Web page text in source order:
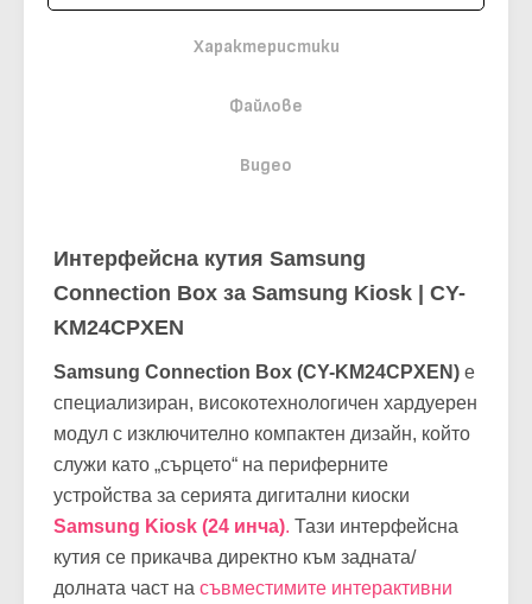
Характеристики
Файлове
Видео
Интерфейсна кутия Samsung
Connection Box за Samsung Kiosk | CY-
KM24CPXEN
Samsung Connection Box (CY-KM24CPXEN) е
специализиран, високотехнологичен хардуерен
модул с изключително компактен дизайн, който
служи като „сърцето“ на периферните
устройства за серията дигитални киоски
Samsung Kiosk (24 инча). Тази интерфейсна
кутия се прикачва директно към задната/
долната част на съвместимите интерактивни